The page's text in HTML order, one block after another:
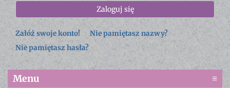
Zaloguj się
Załóż swoje konto!
Nie pamiętasz nazwy?
Nie pamiętasz hasła?
Menu ≡